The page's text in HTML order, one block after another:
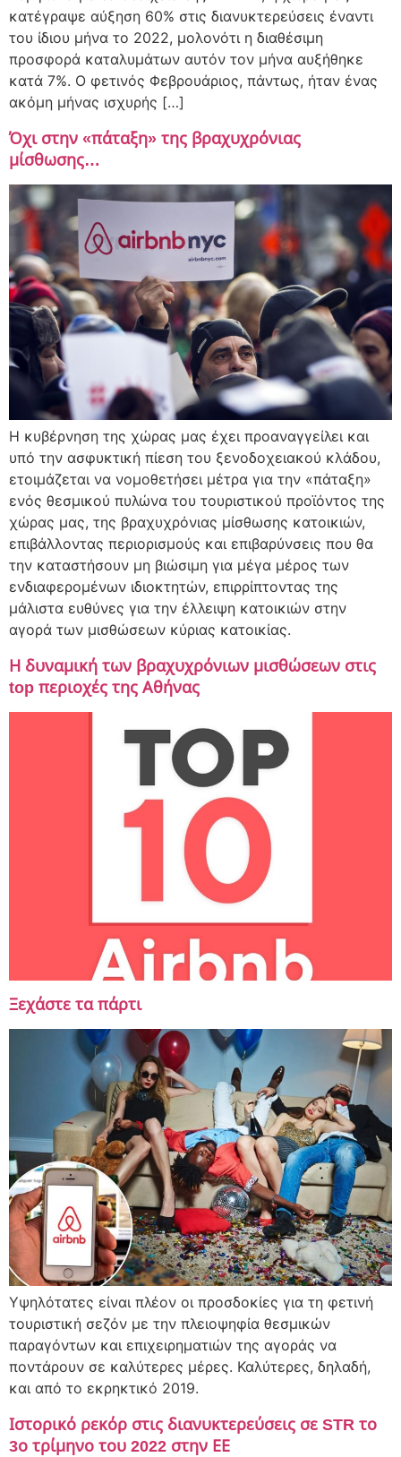
κατέγραψε αύξηση 60% στις διανυκτερεύσεις έναντι
του ίδιου μήνα το 2022, μολονότι η διαθέσιμη
προσφορά καταλυμάτων αυτόν τον μήνα αυξήθηκε
κατά 7%. Ο φετινός Φεβρουάριος, πάντως, ήταν ένας
ακόμη μήνας ισχυρής […]
Όχι στην «πάταξη» της βραχυχρόνιας
μίσθωσης…
H κυβέρνηση της χώρας μας έχει προαναγγείλει και
υπό την ασφυκτική πίεση του ξενοδοχειακού κλάδου,
ετοιμάζεται να νομοθετήσει μέτρα για την «πάταξη»
ενός θεσμικού πυλώνα του τουριστικού προϊόντος της
χώρας μας, της βραχυχρόνιας μίσθωσης κατοικιών,
επιβάλλοντας περιορισμούς και επιβαρύνσεις που θα
την καταστήσουν μη βιώσιμη για μέγα μέρος των
ενδιαφερομένων ιδιοκτητών, επιρρίπτοντας της
μάλιστα ευθύνες για την έλλειψη κατοικιών στην
αγορά των μισθώσεων κύριας κατοικίας.
Η δυναμική των βραχυχρόνιων μισθώσεων στις
top περιοχές της Αθήνας
Ξεχάστε τα πάρτι
Υψηλότατες είναι πλέον οι προσδοκίες για τη φετινή
τουριστική σεζόν με την πλειοψηφία θεσμικών
παραγόντων και επιχειρηματιών της αγοράς να
ποντάρουν σε καλύτερες μέρες. Καλύτερες, δηλαδή,
και από το εκρηκτικό 2019.
Ιστορικό ρεκόρ στις διανυκτερεύσεις σε STR το
3ο τρίμηνο του 2022 στην ΕΕ